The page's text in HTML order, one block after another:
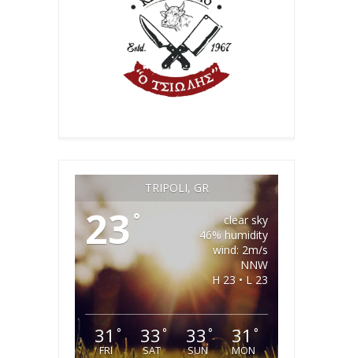
TRIPOLI, GR
23 °
clear sky
46% humidity
wind: 2m/s
NNW
H 23 • L 23
31 °
FRI
33°
SAT
33°
SUN
31 °
MON